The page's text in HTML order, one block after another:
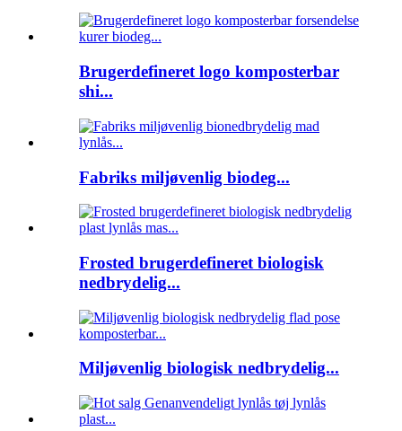
Brugerdefineret logo komposterbar
shi...
Fabriks miljøvenlig biodeg...
Frosted brugerdefineret biologisk
nedbrydelig...
Miljøvenlig biologisk nedbrydelig...